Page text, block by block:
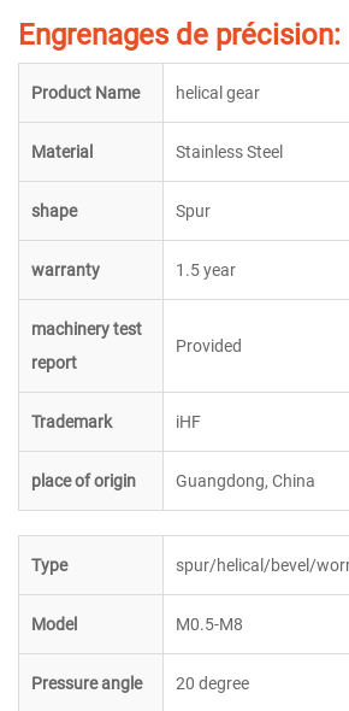
Engrenages de précision:
Product Name helical gear
Material Stainless Steel
shape Spur
warranty 1.5 year
machinery test
report
Provided
Trademark iHF
place of origin Guangdong, China
Type spur/helical/bevel/
Model M0.5-M8
Pressure angle 20 degree